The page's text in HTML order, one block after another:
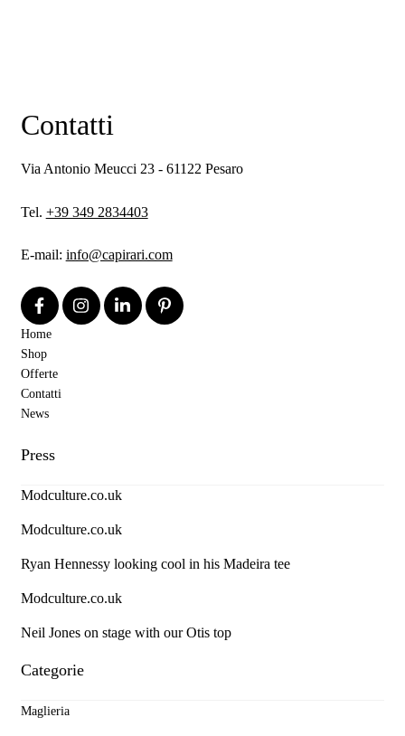
Contatti
Via Antonio Meucci 23 - 61122 Pesaro
Tel. +39 349 2834403
E-mail: info@capirari.com
Home
Shop
Offerte
Contatti
News
Press
Modculture.co.uk
Modculture.co.uk
Ryan Hennessy looking cool in his Madeira tee
Modculture.co.uk
Neil Jones on stage with our Otis top
Categorie
Maglieria